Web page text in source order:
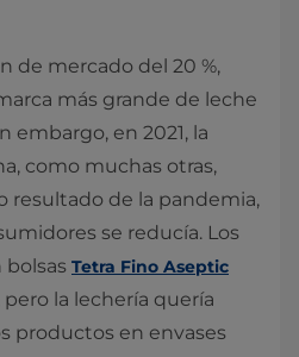
de mercado del 20 %,
más grande de leche
embargo, en 2021, la
como muchas otras,
resultado de la pandemia,
se reducía. Los
bolsas Tetra Fino Aseptic
la lechería quería
productos en envases